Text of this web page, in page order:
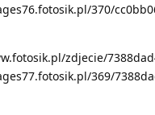
370/
zdjecie/
369/